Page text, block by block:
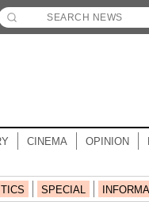
CINEMA OPINION
SPECIAL